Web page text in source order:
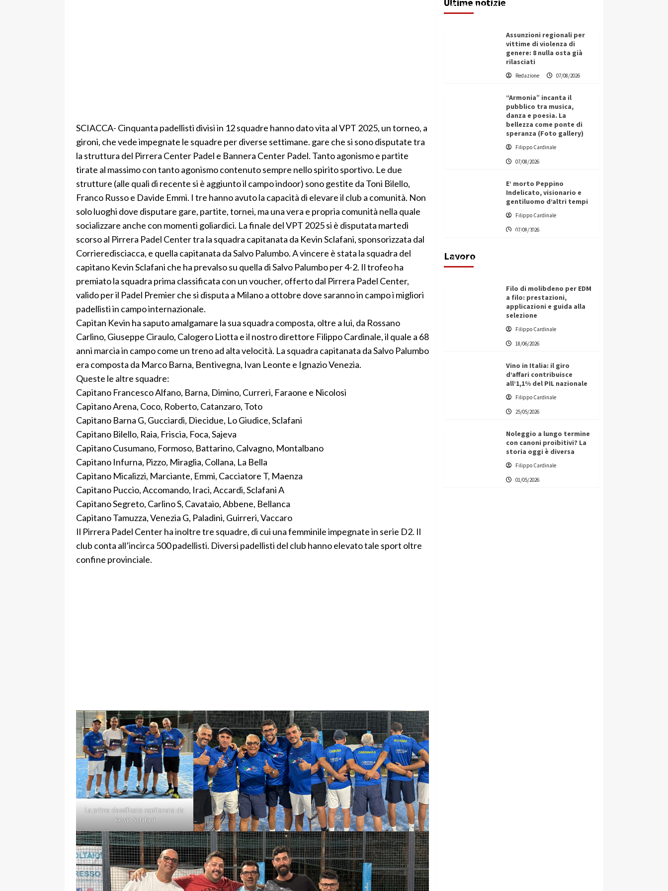
SCIACCA- Cinquanta padellisti divisi in 12 squadre hanno dato vita al VPT 2025, un torneo, a
gironi, che vede impegnate le squadre per diverse settimane. gare che si sono disputate tra
la struttura del Pirrera Center Padel e Bannera Center Padel. Tanto agonismo e partite
tirate al massimo con tanto agonismo contenuto sempre nello spirito sportivo. Le due
strutture (alle quali di recente si è aggiunto il campo indoor) sono gestite da Toni Bilello,
Franco Russo e Davide Emmi. I tre hanno avuto la capacità di elevare il club a comunità. Non
solo luoghi dove disputare gare, partite, tornei, ma una vera e propria comunità nella quale
socializzare anche con momenti goliardici. La finale del VPT 2025 si è disputata martedì
scorso al Pirrera Padel Center tra la squadra capitanata da Kevin Sclafani, sponsorizzata dal
Corrieredisciacca, e quella capitanata da Salvo Palumbo. A vincere è stata la squadra del
capitano Kevin Sclafani che ha prevalso su quella di Salvo Palumbo per 4-2. Il trofeo ha
premiato la squadra prima classificata con un voucher, offerto dal Pirrera Padel Center,
valido per il Padel Premier che si disputa a Milano a ottobre dove saranno in campo i migliori
padellisti in campo internazionale.
Capitan Kevin ha saputo amalgamare la sua squadra composta, oltre a lui, da Rossano
Carlino, Giuseppe Ciraulo, Calogero Liotta e il nostro direttore Filippo Cardinale, il quale a 68
anni marcia in campo come un treno ad alta velocità. La squadra capitanata da Salvo Palumbo
era composta da Marco Barna, Bentivegna, Ivan Leonte e Ignazio Venezia.
Queste le altre squadre:
Capitano Francesco Alfano, Barna, Dimino, Curreri, Faraone e Nicolosi
Capitano Arena, Coco, Roberto, Catanzaro, Toto
Capitano Barna G, Gucciardi, Diecidue, Lo Giudice, Sclafani
Capitano Bilello, Raia, Friscia, Foca, Sajeva
Capitano Cusumano, Formoso, Battarino, Calvagno, Montalbano
Capitano Infurna, Pizzo, Miraglia, Collana, La Bella
Capitano Micalizzi, Marciante, Emmi, Cacciatore T, Maenza
Capitano Puccio, Accomando, Iraci, Accardi, Sclafani A
Capitano Segreto, Carlino S, Cavataio, Abbene, Bellanca
Capitano Tamuzza, Venezia G, Paladini, Guirreri, Vaccaro
Il Pirrera Padel Center ha inoltre tre squadre, di cui una femminile impegnate in serie D2. Il
club conta all’incirca 500 padellisti. Diversi padellisti del club hanno elevato tale sport oltre
confine provinciale.
La prima classificata capitanata da
Kewin Sclafani
Redazione 07/08/2026
Assunzioni regionali per
vittime di violenza di
genere: 8 nulla osta già
rilasciati
Redazione 07/08/2026
“Armonia” incanta il
pubblico tra musica,
danza e poesia. La
bellezza come ponte di
speranza (Foto gallery)
Filippo Cardinale
07/08/2026
E’ morto Peppino
Indelicato, visionario e
gentiluomo d’altri tempi
Filippo Cardinale
07/08/2026
Lavoro
L’ingegnere saccense Buscarnera
partner chiave di un progetto
transnazionale per la transizione
Filippo Cardinale
Filo di molibdeno per EDM
a filo: prestazioni,
applicazioni e guida alla
selezione
Filippo Cardinale
18/06/2026
Vino in Italia: il giro
d’affari contribuisce
all’1,1% del PIL nazionale
Filippo Cardinale
25/05/2026
Noleggio a lungo termine
con canoni proibitivi? La
storia oggi è diversa
Filippo Cardinale
01/05/2026